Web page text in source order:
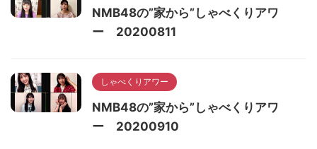
NMB48の”家から”しゃべくりアワ
ー 20200811
しゃべくりアワー
NMB48の”家から”しゃべくりアワ
ー 20200910